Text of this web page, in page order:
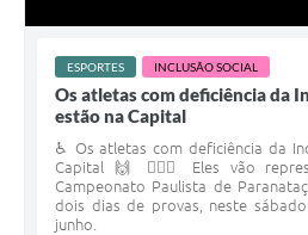
ESPORTES INCLUSÃO SOCIAL
Os atletas com deficiência da
estão na Capital
♿️ Os atletas com deficiência da
Capital 🙌 🏊🏾‍♂️ Eles vão
Campeonato Paulista de
dois dias de provas, neste
junho.